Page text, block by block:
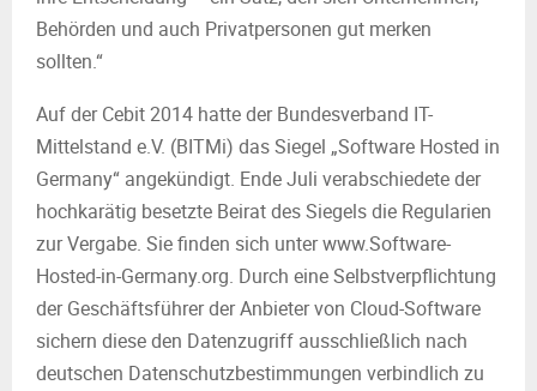
Behörden und auch Privatpersonen gut merken
sollten.“
Auf der Cebit 2014 hatte der Bundesverband IT-
Mittelstand e.V. (BITMi) das Siegel „Software Hosted in
Germany“ angekündigt. Ende Juli verabschiedete der
hochkarätig besetzte Beirat des Siegels die Regularien
zur Vergabe. Sie finden sich unter www.Software-
Hosted-in-Germany.org. Durch eine Selbstverpflichtung
der Geschäftsführer der Anbieter von Cloud-Software
sichern diese den Datenzugriff ausschließlich nach
deutschen Datenschutzbestimmungen verbindlich zu